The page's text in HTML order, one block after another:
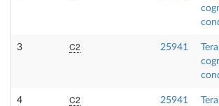
3 C2 25941
4 C2 25941